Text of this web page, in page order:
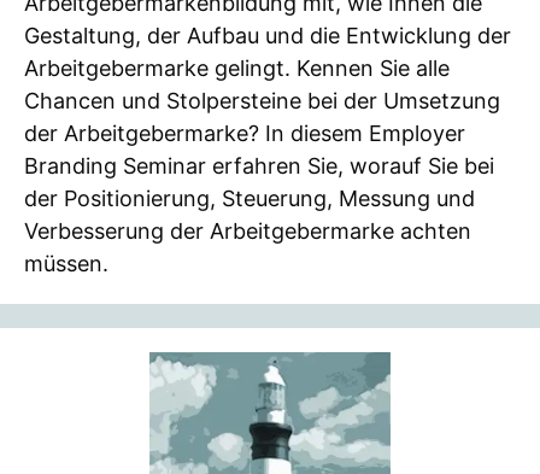
Gestaltung, der Aufbau und die Entwicklung der
Arbeitgebermarke gelingt. Kennen Sie alle
Chancen und Stolpersteine bei der Umsetzung
der Arbeitgebermarke? In diesem Employer
Branding Seminar erfahren Sie, worauf Sie bei
der Positionierung, Steuerung, Messung und
Verbesserung der Arbeitgebermarke achten
müssen.